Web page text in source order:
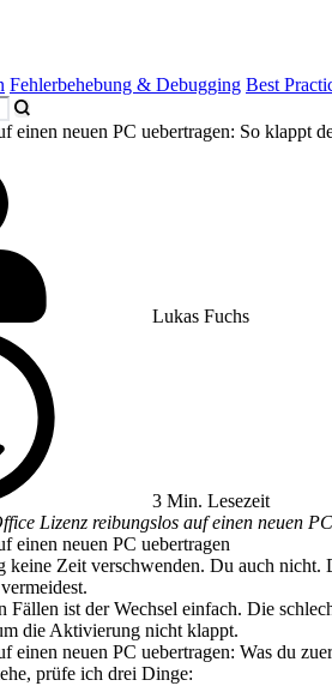
Fehlerbehebung & Debugging Best
einen neuen PC uebertragen: So klappt
Lukas Fuchs
3 Min. Lesezeit
Lizenz reibungslos auf einen neuen
einen neuen PC uebertragen
Zeit verschwenden. Du auch nicht.
ist der Wechsel einfach. Die
die Aktivierung nicht klappt.
einen neuen PC uebertragen: Was du
prüfe ich drei Dinge: